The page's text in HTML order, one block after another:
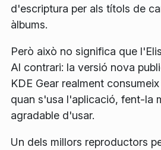
d'escriptura per als títols de
àlbums.
Però això no significa que
Al contrari: la versió nova
KDE Gear realment
quan s'usa l'aplicació, fent-la
agradable d'usar.
Un dels millors reproductors